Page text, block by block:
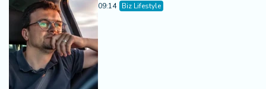
09:14 Biz Lifestyle